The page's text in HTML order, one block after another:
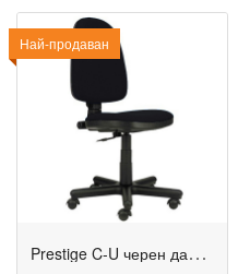
Най-продаван
P
restige C-U черен дамаска